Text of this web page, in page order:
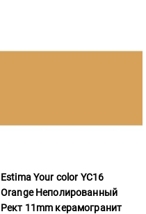
Estima Your color YC16
Orange Неполированный
Рект 11mm керамогранит